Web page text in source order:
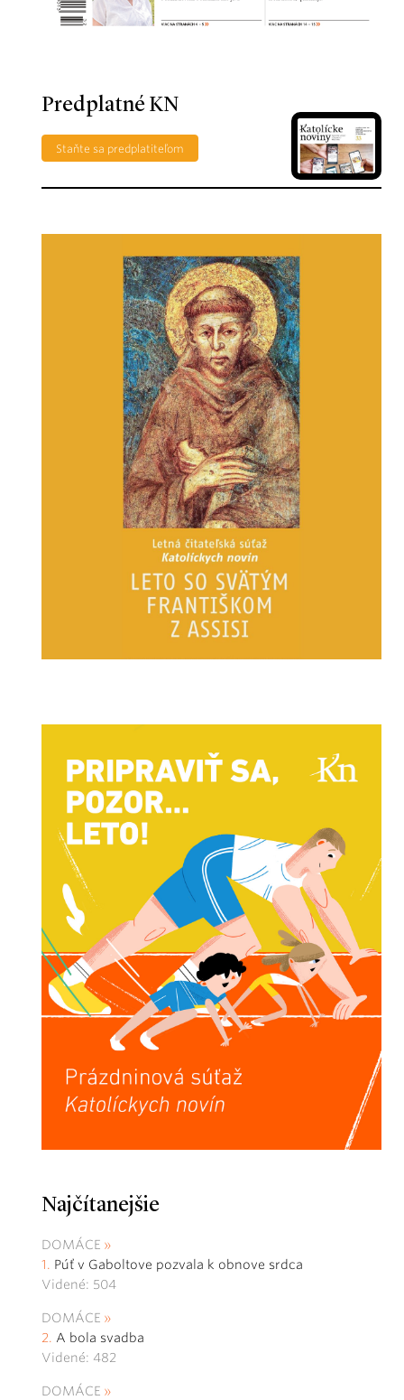
Predplatné KN
Staňte sa predplatiteľom
Najčítanejšie
DOMÁCE
Púť v Gaboltove pozvala k obnove srdca
Videné: 504
DOMÁCE
A bola svadba
Videné: 482
DOMÁCE